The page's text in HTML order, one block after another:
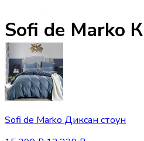
Sofi de Marko
Sofi de Marko Диксан стоун